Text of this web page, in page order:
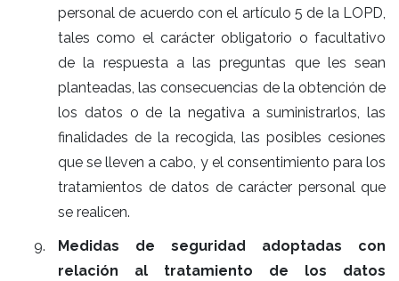
personal de acuerdo con el artículo 5 de la LOPD,
tales como el carácter obligatorio o facultativo
de la respuesta a las preguntas que les sean
planteadas, las consecuencias de la obtención de
los datos o de la negativa a suministrarlos, las
finalidades de la recogida, las posibles cesiones
que se lleven a cabo, y el consentimiento para los
tratamientos de datos de carácter personal que
se realicen.
Medidas de seguridad adoptadas con
relación al tratamiento de los datos